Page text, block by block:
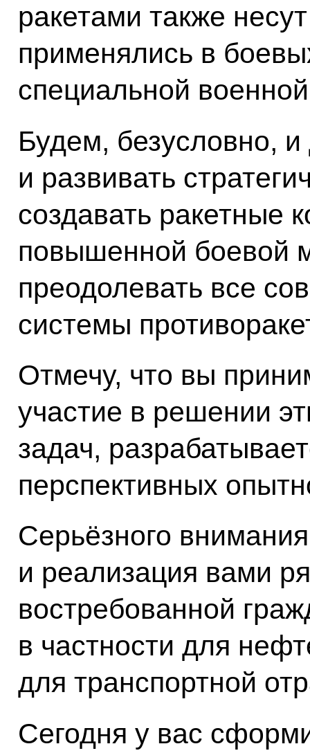
ракетами также
применялись в
специальной
Будем, безусловно,
и развивать
создавать ракетные
повышенной боевой
преодолевать все
системы
Отмечу, что вы
участие в решении
задач,
перспективных
Серьёзного
и реализация вами
востребованной
в частности для
для транспортной
Сегодня у вас